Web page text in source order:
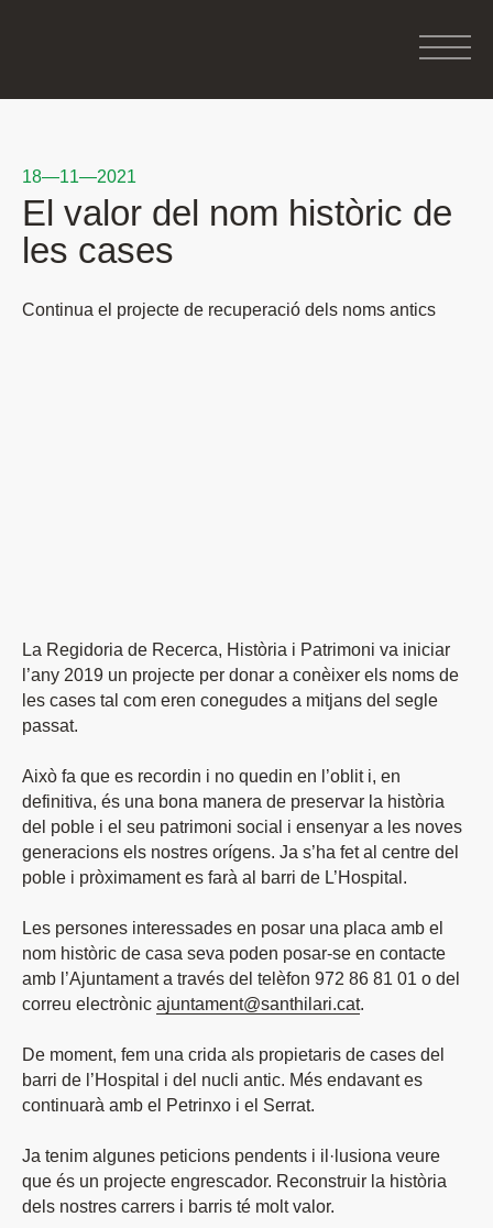
18—11—2021
El valor del nom històric de
les cases
Continua el projecte de recuperació dels noms antics
La Regidoria de Recerca, Història i Patrimoni va iniciar
l’any 2019 un projecte per donar a conèixer els noms de
les cases tal com eren conegudes a mitjans del segle
passat.
Això fa que es recordin i no quedin en l’oblit i, en
definitiva, és una bona manera de preservar la història
del poble i el seu patrimoni social i ensenyar a les noves
generacions els nostres orígens. Ja s’ha fet al centre del
poble i pròximament es farà al barri de L’Hospital.
Les persones interessades en posar una placa amb el
nom històric de casa seva poden posar-se en contacte
amb l’Ajuntament a través del telèfon 972 86 81 01 o del
correu electrònic ajuntament@santhilari.cat.
De moment, fem una crida als propietaris de cases del
barri de l’Hospital i del nucli antic. Més endavant es
continuarà amb el Petrinxo i el Serrat.
Ja tenim algunes peticions pendents i il·lusiona veure
que és un projecte engrescador. Reconstruir la història
dels nostres carrers i barris té molt valor.